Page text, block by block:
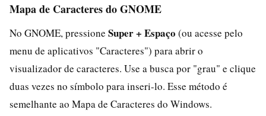
Mapa de Caracteres do GNOME
No GNOME, pressione Super + Espaço (ou acesse pelo
menu de aplicativos "Caracteres") para abrir o
visualizador de caracteres. Use a busca por "grau" e clique
duas vezes no símbolo para inseri-lo. Esse método é
semelhante ao Mapa de Caracteres do Windows.